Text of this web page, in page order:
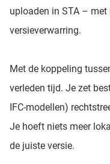
uploaden in STA –
versieverwarring.
Met de koppeling
verleden tijd. Je zet
IFC-modellen)
Je hoeft niets meer
de juiste versie.